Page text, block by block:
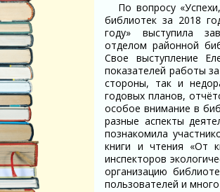
По вопросу
библиотек за 2018
году» выступила
отделом районной
Свое выступление
показателей работы
стороны, так и
годовых планов,
особое внимание в
разные аспекты
познакомила
книги и чтения «От
инспекторов
организацию
пользователей и